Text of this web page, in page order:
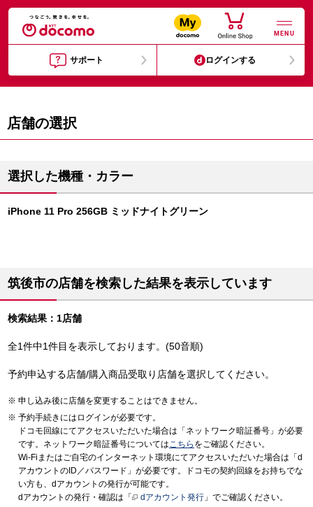
MENU
サポート ログインする
店舗の選択
選択した機種・カラー
iPhone 11 Pro 256GB ミッドナイトグリーン
筑後市の店舗を検索した結果を表示しています
検索結果：1店舗
全1件中1件目を表示しております。(50音順)
予約申込する店舗/購入商品受取り店舗を選択してください。
申し込み後に店舗を変更することはできません。
予約手続きにはログインが必要です。
ドコモ回線にてアクセスいただいた場合は「ネットワーク暗証番号」が必要
です。ネットワーク暗証番号についてはこちら をご確認ください。
Wi-Fiまたはご自宅のインターネット環境にてアクセスいただいた場合は「d
アカウントのID／パスワード」が必要です。ドコモの契約回線をお持ちでな
い方も、dアカウントの発行が可能です。
dアカウントの発行・確認は「
dアカウント発行 」でご確認ください。